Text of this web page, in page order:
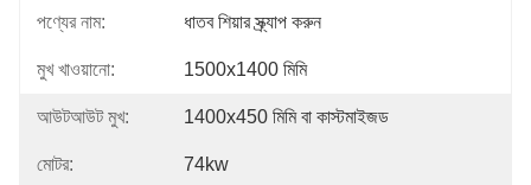
পণ্যের নাম: ধাতব শিয়ার স্ক্র্যাপ করুন
মুখ খাওয়ানো: 1500x1400 মিমি
আউটআউট মুখ: 1400x450 মিমি বা কাস্টমাইজড
মোটর: 74kw